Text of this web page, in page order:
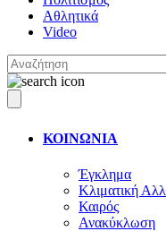
Αθλητικά
Video
ΚΟΙΝΩΝΙΑ
Έγκλημα
Κλιματική
Καιρός
Ανακύκλωση